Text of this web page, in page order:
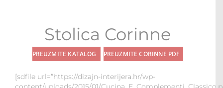
KONTAKT
Stolica Corinne
PREUZMITE KATALOG PREUZMITE CORINNE PDF
[sdfile url=”https://dizajn-interijera.hr/wp-